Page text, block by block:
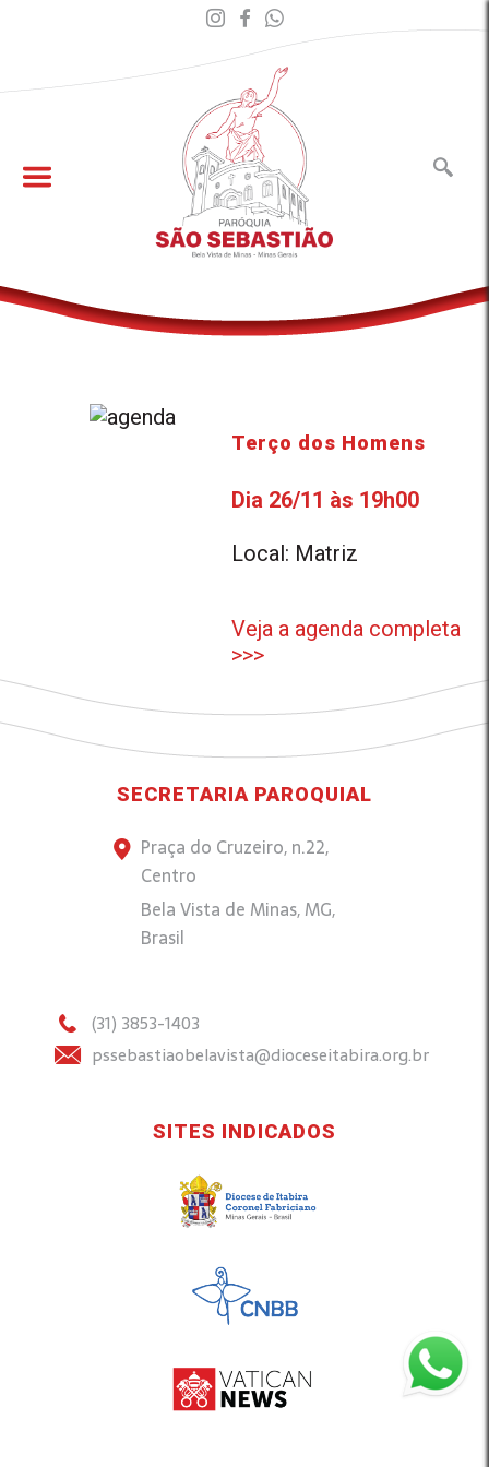
Terço dos Homens
Dia 26/11 às 19h00
Local: Matriz
Veja a agenda completa
>>>
SECRETARIA PAROQUIAL
Praça do Cruzeiro, n.22,
Centro
Bela Vista de Minas, MG,
Brasil
(31) 3853-1403
pssebastiaobelavista@dioceseitabira.org.br
SITES INDICADOS